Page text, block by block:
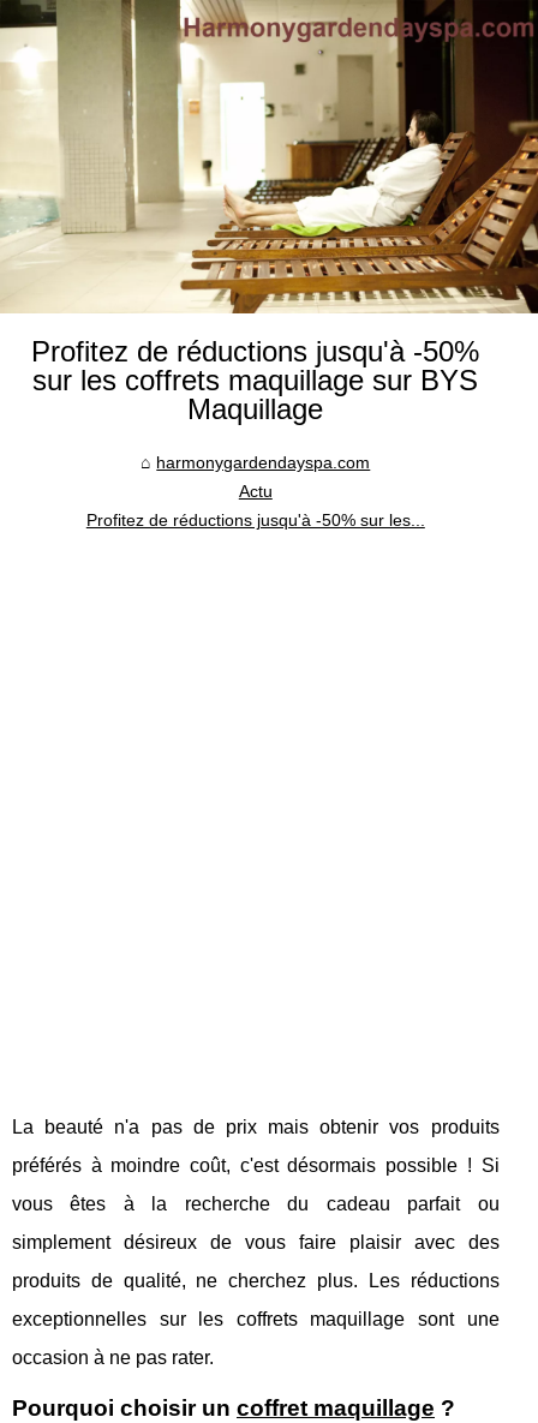
Profitez de réductions jusqu'à -50%
sur les coffrets maquillage sur BYS
Maquillage
harmonygardendayspa.com
Actu
Profitez de réductions jusqu'à -50% sur les...
La beauté n'a pas de prix mais obtenir vos produits
préférés à moindre coût, c'est désormais possible ! Si
vous êtes à la recherche du cadeau parfait ou
simplement désireux de vous faire plaisir avec des
produits de qualité, ne cherchez plus. Les réductions
exceptionnelles sur les coffrets maquillage sont une
occasion à ne pas rater.
Pourquoi choisir un coffret maquillage ?